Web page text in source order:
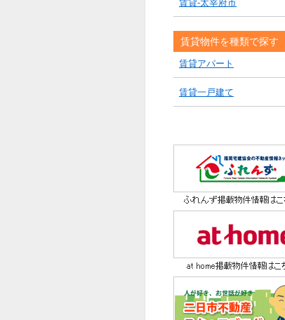
賃貸-太宰府市
賃貸物件を種類で探す
賃貸アパート
賃貸一戸建て